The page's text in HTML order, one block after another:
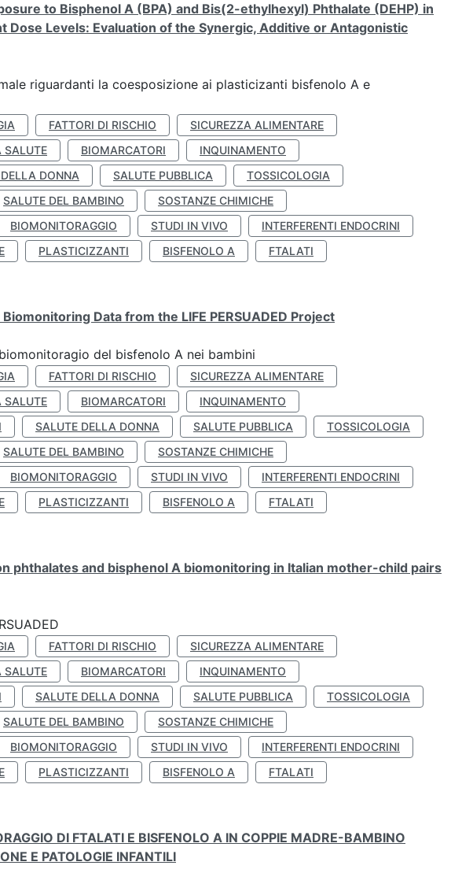
to Bisphenol A (BPA) and Bis(2-ethylhexyl) Phthalate (DEHP) in
Dose Levels: Evaluation of the Synergic, Additive or Antagonistic
riguardanti la coesposizione ai plasticizanti bisfenolo A e
FATTORI DI RISCHIO
SICUREZZA ALIMENTARE
SALUTE BIOMARCATORI
INQUINAMENTO
DONNA SALUTE PUBBLICA
TOSSICOLOGIA
SALUTE DEL BAMBINO
SOSTANZE CHIMICHE
BIOMONITORAGGIO STUDI IN VIVO
INTERFERENTI ENDOCRINI
PLASTICIZZANTI BISFENOLO A
FTALATI
Data from the LIFE PERSUADED Project
del bisfenolo A nei bambini
FATTORI DI RISCHIO
SICUREZZA ALIMENTARE
SALUTE BIOMARCATORI
INQUINAMENTO
SALUTE DELLA DONNA SALUTE PUBBLICA
TOSSICOLOGIA
SALUTE DEL BAMBINO
SOSTANZE CHIMICHE
BIOMONITORAGGIO STUDI IN VIVO
INTERFERENTI ENDOCRINI
PLASTICIZZANTI BISFENOLO A
FTALATI
phthalates and bisphenol A biomonitoring in Italian mother-child pairs
FATTORI DI RISCHIO
SICUREZZA ALIMENTARE
SALUTE BIOMARCATORI
INQUINAMENTO
SALUTE DELLA DONNA SALUTE PUBBLICA
TOSSICOLOGIA
SALUTE DEL BAMBINO
SOSTANZE CHIMICHE
BIOMONITORAGGIO STUDI IN VIVO
INTERFERENTI ENDOCRINI
PLASTICIZZANTI BISFENOLO A
FTALATI
DI FTALATI E BISFENOLO A IN COPPIE MADRE-BAMBINO
E PATOLOGIE INFANTILI